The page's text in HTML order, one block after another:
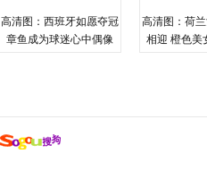
高清图：西班牙如愿夺冠
章鱼成为球迷心中偶像
高清图：荷
相迎 橙色美